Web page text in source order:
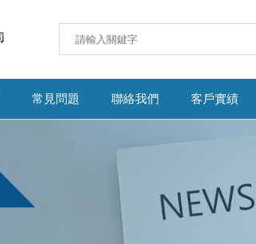
常見問題 聯絡我們 客戶實績